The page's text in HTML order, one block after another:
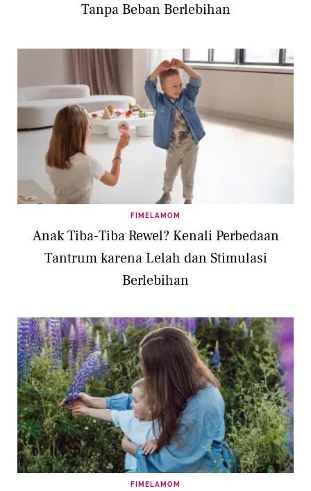
Tanpa Beban Berlebihan
FIMELAMOM
Anak Tiba-Tiba Rewel? Kenali Perbedaan
Tantrum karena Lelah dan Stimulasi
Berlebihan
FIMELAMOM